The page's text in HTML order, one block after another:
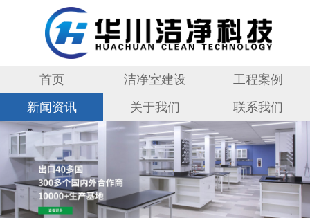
首页 洁净室建设
工程案例
新闻资讯
关于我们 联系我们